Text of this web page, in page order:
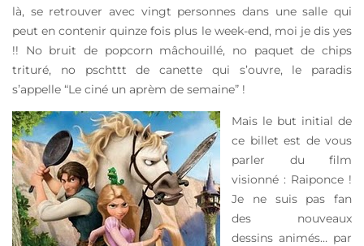
là, se retrouver avec vingt personnes dans une salle qui
peut en contenir quinze fois plus le week-end, moi je dis yes
!! No bruit de popcorn mâchouillé, no paquet de chips
trituré, no pschttt de canette qui s’ouvre, le paradis
s’appelle “Le ciné un aprèm de semaine” !
Mais le but initial de
ce billet est de vous
parler du film
visionné : Raiponce !
Je ne suis pas fan
des nouveaux
dessins animés… par